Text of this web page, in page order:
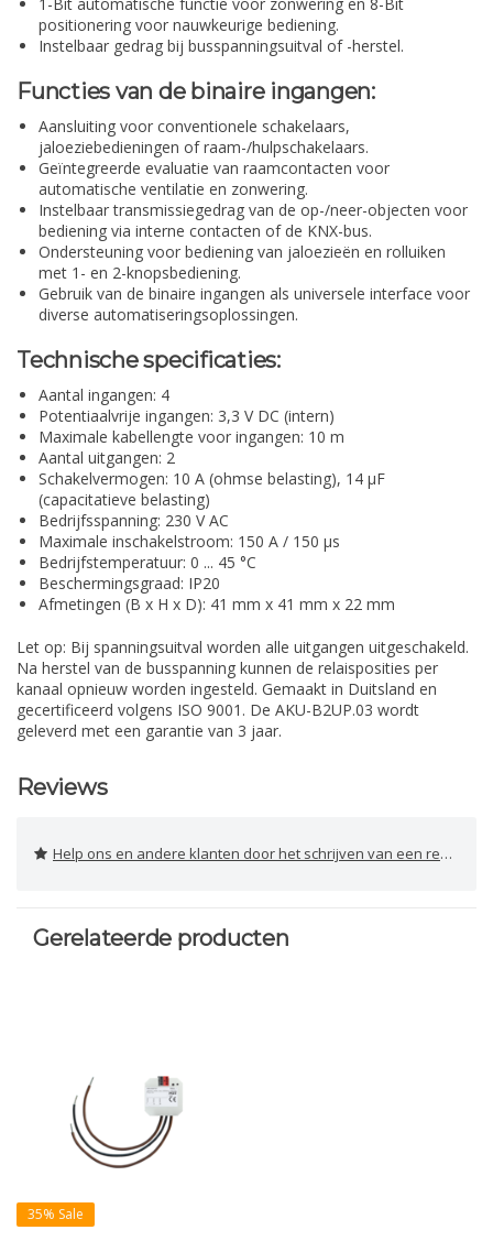
positionering voor nauwkeurige bediening.
Instelbaar gedrag bij busspanningsuitval of -herstel.
Functies van de binaire ingangen:
Aansluiting voor conventionele schakelaars,
jaloeziebedieningen of raam-/hulpschakelaars.
Geïntegreerde evaluatie van raamcontacten voor
automatische ventilatie en zonwering.
Instelbaar transmissiegedrag van de op-/neer-objecten voor
bediening via interne contacten of de KNX-bus.
Ondersteuning voor bediening van jaloezieën en rolluiken
met 1- en 2-knopsbediening.
Gebruik van de binaire ingangen als universele interface voor
diverse automatiseringsoplossingen.
Technische specificaties:
Aantal ingangen: 4
Potentiaalvrije ingangen: 3,3 V DC (intern)
Maximale kabellengte voor ingangen: 10 m
Aantal uitgangen: 2
Schakelvermogen: 10 A (ohmse belasting), 14 µF
(capacitatieve belasting)
Bedrijfsspanning: 230 V AC
Maximale inschakelstroom: 150 A / 150 µs
Bedrijfstemperatuur: 0 ... 45 °C
Beschermingsgraad: IP20
Afmetingen (B x H x D): 41 mm x 41 mm x 22 mm
Let op: Bij spanningsuitval worden alle uitgangen uitgeschakeld.
Na herstel van de busspanning kunnen de relaisposities per
kanaal opnieuw worden ingesteld. Gemaakt in Duitsland en
gecertificeerd volgens ISO 9001. De AKU-B2UP.03 wordt
geleverd met een garantie van 3 jaar.
Reviews
Help ons en andere klanten door het schrijven van een review
Gerelateerde producten
35% Sale